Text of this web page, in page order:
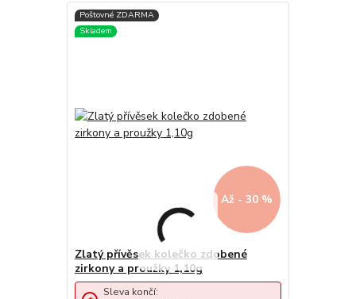
Až - 30 %
Zlatý přívěsek kolečko zdobené
zirkony a proužky 1,10g
Sleva končí: